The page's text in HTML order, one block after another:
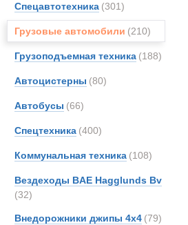
Спецавтотехника (301)
Грузовые автомобили (210)
Грузоподъемная техника (188)
Автоцистерны (80)
Автобусы (66)
Спецтехника (400)
Коммунальная техника (108)
Вездеходы BAE Hagglunds Bv
(32)
Внедорожники джипы 4х4 (79)